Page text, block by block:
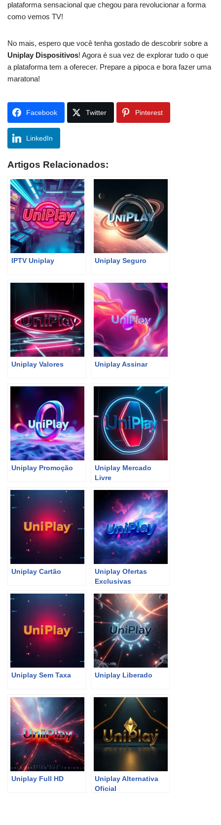
plataforma sensacional que chegou para revolucionar a forma
como vemos TV!
No mais, espero que você tenha gostado de descobrir sobre a
Uniplay Dispositivos! Agora é sua vez de explorar tudo o que
a plataforma tem a oferecer. Prepare a pipoca e bora fazer uma
maratona!
Facebook Twitter Pinterest
LinkedIn
Artigos Relacionados:
IPTV Uniplay Uniplay Seguro
Uniplay Valores Uniplay Assinar
Uniplay Promoção
Uniplay Mercado
Livre
Uniplay Cartão
Uniplay Ofertas
Exclusivas
Uniplay Sem Taxa Uniplay Liberado
Uniplay Full HD
Uniplay Alternativa
Oficial